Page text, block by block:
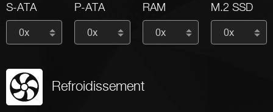
S-ATA
0x
P-ATA
0x
RAM
0x
M.2 SSD
0x
Refroidissement